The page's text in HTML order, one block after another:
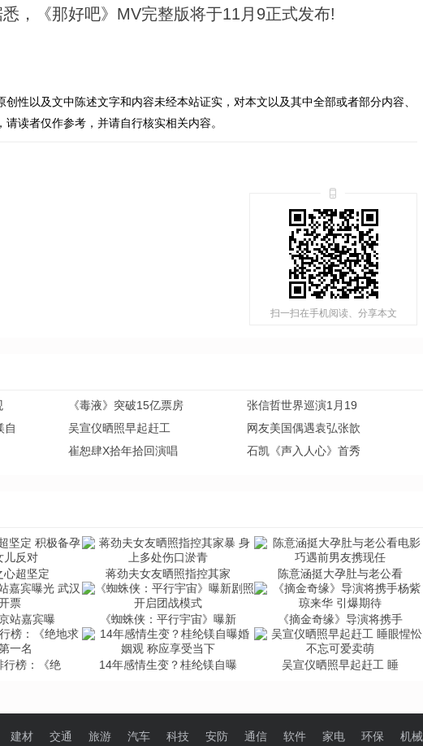
，《那好吧》MV完整版将于11月9正式发布!
性以及文中陈述文字和内容未经本站证实，对本文以及其中全部或者部分内容、
读者仅作参考，并请自行核实相关内容。
扫一扫在手机阅读、分享本文
《毒液》突破15亿票房
张信哲世界巡演1月19
自 吴宣仪晒照早起赶工
网友美国偶遇袁弘张歆
崔恕肆X拾年拾回演唱 石凯《声入人心》首秀
心超坚定 蒋劲夫女友晒照指控其家 陈意涵挺大孕肚与老公看
站嘉宾曝 《蜘蛛侠：平行宇宙》曝新 《摘金奇缘》导演将携手
行榜：《绝 14年感情生变？桂纶镁自曝 吴宣仪晒照早起赶工 睡
建材 交通 旅游 汽车 科技 安防 通信 软件 家电 环保 机械